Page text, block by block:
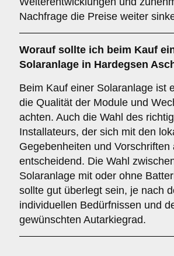
Nachfrage die Preise weiter
Worauf sollte ich beim Kauf
Solaranlage in Hardegsen
Beim Kauf einer Solaranlage ist
die Qualität der Module und
achten. Auch die Wahl des
Installateurs, der sich mit den
Gegebenheiten und Vorschriften
entscheidend. Die Wahl
Solaranlage mit oder ohne
sollte gut überlegt sein, je nach
individuellen Bedürfnissen und
gewünschten Autarkiegrad.